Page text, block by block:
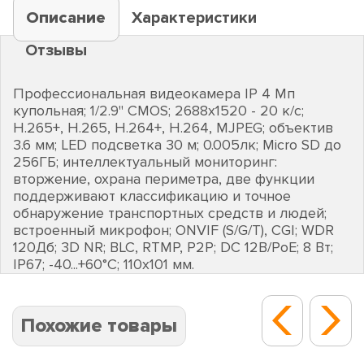
Описание
Характеристики
Отзывы
Профессиональная видеокамера IP 4 Мп
купольная; 1/2.9" CMOS; 2688х1520 - 20 к/с;
H.265+, H.265, H.264+, H.264, MJPEG; объектив
3.6 мм; LED подсветка 30 м; 0.005лк; Micro SD до
256ГБ; интеллектуальный мониторинг:
вторжение, охрана периметра, две функции
поддерживают классификацию и точное
обнаружение транспортных средств и людей;
встроенный микрофон; ONVIF (S/G/T), CGI; WDR
120Дб; 3D NR; BLC, RTMP, P2P; DC 12В/PoE; 8 Вт;
IP67; -40...+60°C; 110х101 мм.
Похожие товары